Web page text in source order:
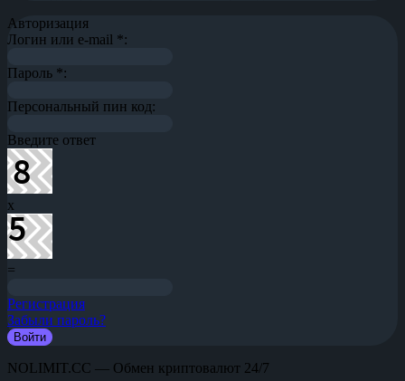
Авторизация
Логин или e-mail *:
Пароль *:
Персональный пин код:
Введите ответ
x
=
Регистрация
Забыли пароль?
NOLIMIT.CC — Обмен криптовалют 24/7